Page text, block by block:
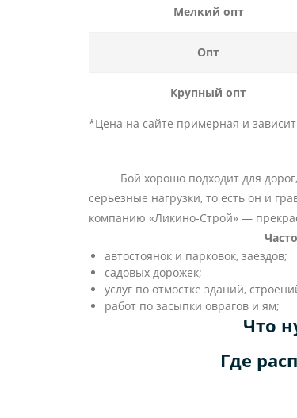
Мелкий опт
Опт
Крупный опт
*Цена на сайте примерная и зависит
Бой хорошо подходит для дорог,
серьезные нагрузки, то есть он и
компанию «Ликино-Строй» —
автостоянок и парковок, заездов;
садовых дорожек;
услуг по отмостке зданий,
работ по засыпки оврагов и ям;
Что
Где